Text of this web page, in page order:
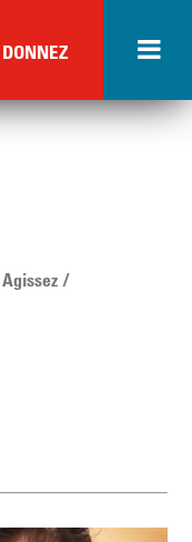
DONNEZ
Agissez